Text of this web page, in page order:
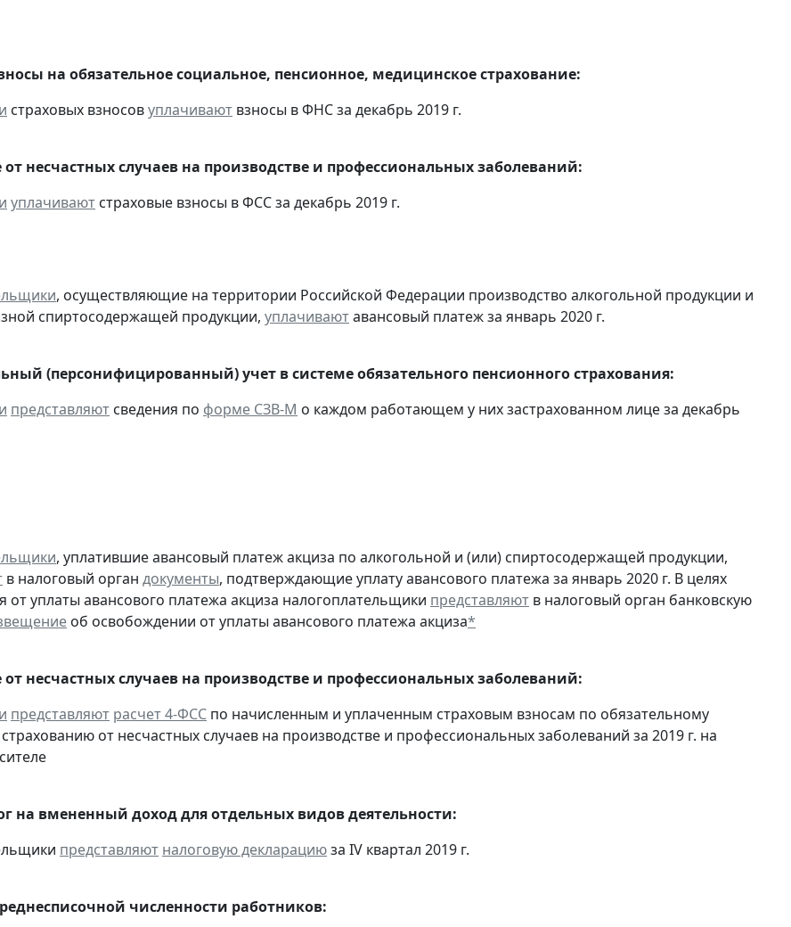
на обязательное социальное, пенсионное, медицинское страхование:
страховых взносовуплачивают взносы в ФНС за декабрь 2019 г.
от несчастных случаев на производстве и профессиональных заболеваний:
уплачивают страховые взносы в ФСС за декабрь 2019 г.
, осуществляющие на территории Российской Федерации производство алкогольной продукции и
спиртосодержащей продукции, уплачиваютавансовый платеж за январь 2020 г.
(персонифицированный) учет в системе обязательного пенсионного страхования:
представляют сведения по форме СЗВ-М о каждом работающем у них застрахованном лице за декабрь
, уплатившие авансовый платеж акциза по алкогольной и (или) спиртосодержащей продукции,
в налоговый орган документы, подтверждающие уплату авансового платежа за январь 2020 г. В целях
от уплаты авансового платежа акциза налогоплательщики представляют в налоговый орган банковскую
об освобождении от уплаты авансового платежа акциза*
от несчастных случаев на производстве и профессиональных заболеваний:
представляют расчет 4-ФСС по начисленным и уплаченным страховым взносам по обязательному
от несчастных случаев на производстве и профессиональных заболеваний за 2019 г. на
на вмененный доход для отдельных видов деятельности:
представляют налоговую декларациюза IV квартал 2019 г.
численности работников: